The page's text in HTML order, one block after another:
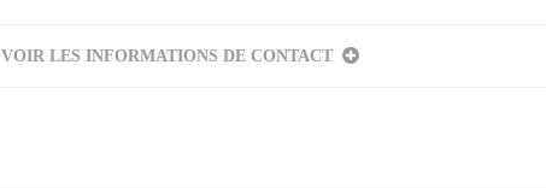
VOIR LES INFORMATIONS DE CONTACT